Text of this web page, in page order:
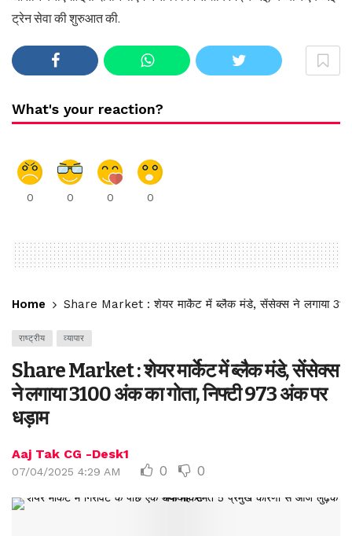
ट्रेन सेवा की शुरुआत की.
What's your reaction?
0 0 0 0
Home Share Market : शेयर मार्केट में ब्लैक मंडे, सेंसेक्स ने लगाया
राष्ट्रीय व्यापार
Share Market : शेयर मार्केट में ब्लैक मंडे, सेंसेक्स
ने लगाया 3100 अंक का गोता, निफ्टी 973 अंक पर
धड़ाम
Aaj Tak CG -Desk1
07/04/2025 4:29 AM 0 0